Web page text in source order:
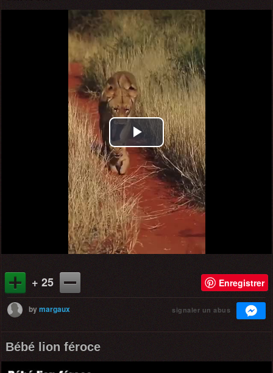
Play
Video
+ 25 Enregistrer
bymargaux signaler un abus
Bébé lion féroce